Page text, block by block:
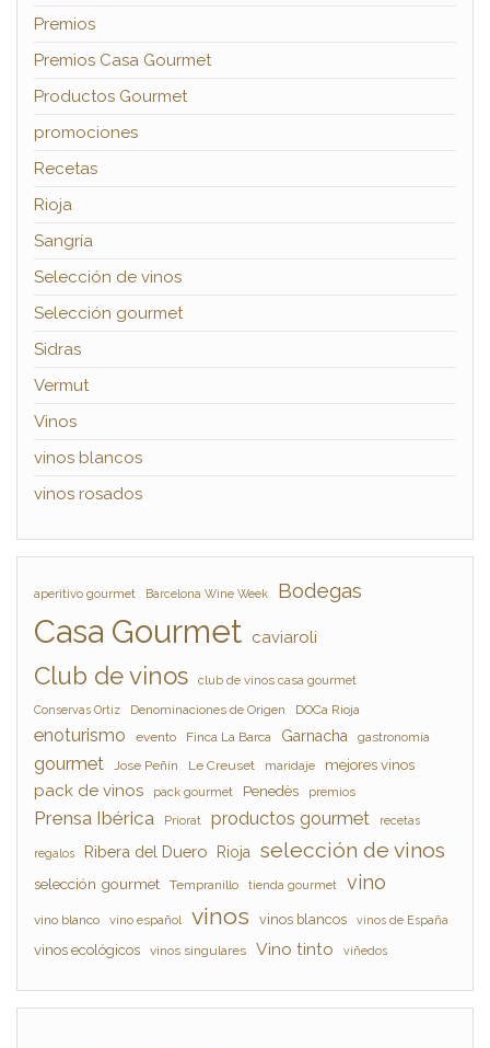
Premios
Premios Casa Gourmet
Productos Gourmet
promociones
Recetas
Rioja
Sangría
Selección de vinos
Selección gourmet
Sidras
Vermut
Vinos
vinos blancos
vinos rosados
aperitivo gourmet Barcelona Wine Week Bodegas
Casa Gourmet caviaroli
Club de vinos club de vinos casa gourmet
Conservas Ortiz Denominaciones de Origen DOCa Rioja
enoturismo evento Finca La Barca Garnacha gastronomía
gourmet Jose Peñín Le Creuset maridaje mejores vinos
pack de vinos pack gourmet Penedès premios
Prensa Ibérica Priorat productos gourmet recetas
regalos Ribera del Duero Rioja selección de vinos
selección gourmet Tempranillo tienda gourmet vino
vino blanco vino español vinos vinos blancos vinos de España
vinos ecológicos vinos singulares Vino tinto viñedos